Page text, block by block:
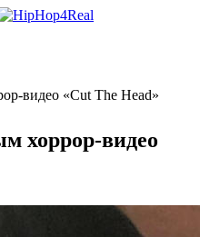
видео «Cut The Head»
хоррор-видео